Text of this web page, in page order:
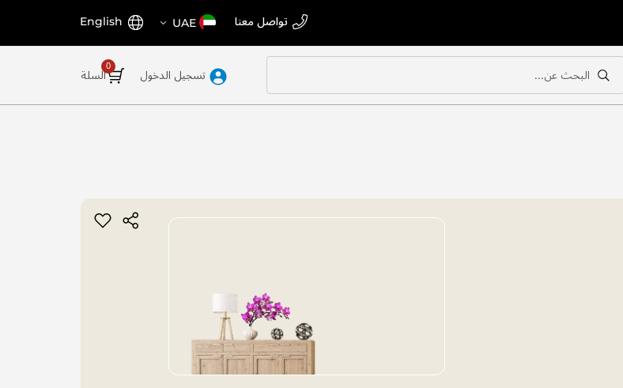
تواصل معنا اختر
المتجر
UAE اللغة English
السلة تسجيل الدخول البحث عن...
بحث